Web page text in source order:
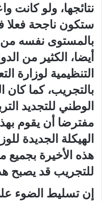
نتائجها، ولو كانت
ستكون ناجحة فعلا
بالمستوى نفسه من
أيضا، الكثير من
التنظيمية لوزارة
بالتجريب، كما كان
الوطني للتجديد
مفترضا أن يقوم
الهيكلة الجديدة
هذه الأخيرة بجميع
للتجريب قد يصبح
إن تسليط الضوء